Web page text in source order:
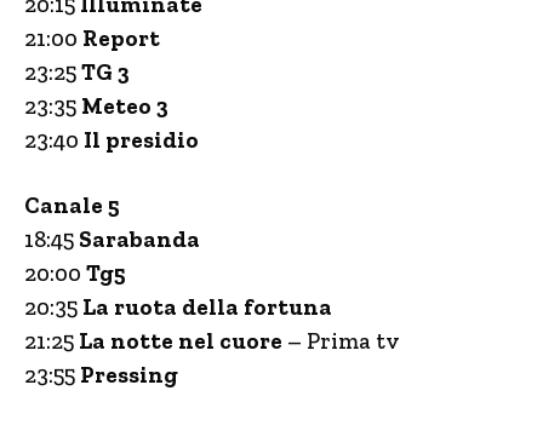
21:00 Report
23:25TG 3
23:35 Meteo 3
23:40 Il presidio
Canale 5
18:45 Sarabanda
20:00 Tg5
20:35 La ruota della fortuna
21:25 La notte nel cuore – Prima tv
23:55 Pressing